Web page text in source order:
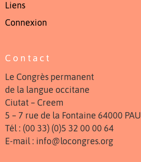
Liens
Connexion
Contact
Le Congrès permanent
de la langue occitane
Ciutat – Creem
5 – 7 rue de la Fontaine 64000 PAU
Tél : (00 33) (0)5 32 00 00 64
E-mail : info@locongres.org